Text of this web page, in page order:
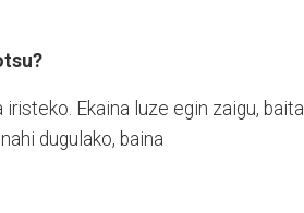
Ekaina luze egin zaigu, baita
dugulako, baina